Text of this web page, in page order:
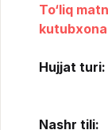
To‘liq
Hujjat turi:
Nashr tili: